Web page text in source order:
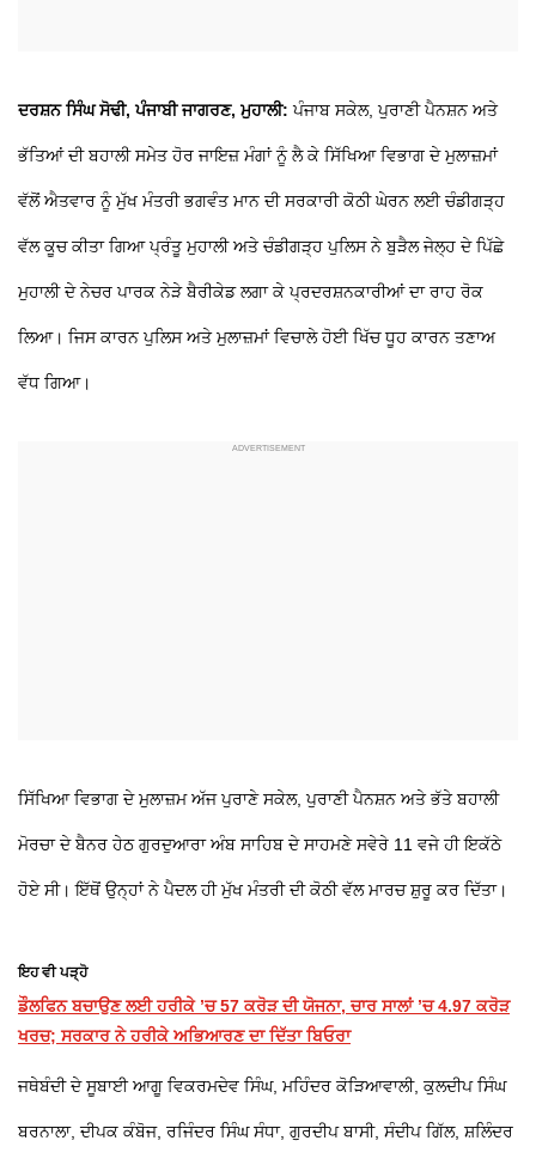
ਦਰਸ਼ਨ ਸਿੰਘ ਸੋਢੀ, ਪੰਜਾਬੀ ਜਾਗਰਣ, ਮੁਹਾਲੀ:ਪੰਜਾਬ ਸਕੇਲ, ਪੁਰਾਣੀ ਪੈਨਸ਼ਨ ਅਤੇ
ਭੱਤਿਆਂ ਦੀ ਬਹਾਲੀ ਸਮੇਤ ਹੋਰ ਜਾਇਜ਼ ਮੰਗਾਂ ਨੂੰ ਲੈ ਕੇ ਸਿੱਖਿਆ ਵਿਭਾਗ ਦੇ ਮੁਲਾਜ਼ਮਾਂ
ਵੱਲੋਂ ਐਤਵਾਰ ਨੂੰ ਮੁੱਖ ਮੰਤਰੀ ਭਗਵੰਤ ਮਾਨ ਦੀ ਸਰਕਾਰੀ ਕੋਠੀ ਘੇਰਨ ਲਈ ਚੰਡੀਗੜ੍ਹ
ਵੱਲ ਕੂਚ ਕੀਤਾ ਗਿਆ ਪ੍ਰੰਤੂ ਮੁਹਾਲੀ ਅਤੇ ਚੰਡੀਗੜ੍ਹ ਪੁਲਿਸ ਨੇ ਬੁੜੈਲ ਜੇਲ੍ਹ ਦੇ ਪਿੱਛੇ
ਮੁਹਾਲੀ ਦੇ ਨੇਚਰ ਪਾਰਕ ਨੇੜੇ ਬੈਰੀਕੇਡ ਲਗਾ ਕੇ ਪ੍ਰਦਰਸ਼ਨਕਾਰੀਆਂ ਦਾ ਰਾਹ ਰੋਕ
ਲਿਆ। ਜਿਸ ਕਾਰਨ ਪੁਲਿਸ ਅਤੇ ਮੁਲਾਜ਼ਮਾਂ ਵਿਚਾਲੇ ਹੋਈ ਖਿੱਚ ਧੂਹ ਕਾਰਨ ਤਣਾਅ
ਵੱਧ ਗਿਆ।
ਸਿੱਖਿਆ ਵਿਭਾਗ ਦੇ ਮੁਲਾਜ਼ਮ ਅੱਜ ਪੁਰਾਣੇ ਸਕੇਲ, ਪੁਰਾਣੀ ਪੈਨਸ਼ਨ ਅਤੇ ਭੱਤੇ ਬਹਾਲੀ
ਮੋਰਚਾ ਦੇ ਬੈਨਰ ਹੇਠ ਗੁਰਦੁਆਰਾ ਅੰਬ ਸਾਹਿਬ ਦੇ ਸਾਹਮਣੇ ਸਵੇਰੇ 11 ਵਜੇ ਹੀ ਇਕੱਠੇ
ਹੋਏ ਸੀ। ਇੱਥੋਂ ਉਨ੍ਹਾਂ ਨੇ ਪੈਦਲ ਹੀ ਮੁੱਖ ਮੰਤਰੀ ਦੀ ਕੋਠੀ ਵੱਲ ਮਾਰਚ ਸ਼ੁਰੂ ਕਰ ਦਿੱਤਾ।
ਇਹ ਵੀ ਪੜ੍ਹੋ
ਡੌਲਫਿਨ ਬਚਾਉਣ ਲਈ ਹਰੀਕੇ ’ਚ 57 ਕਰੋੜ ਦੀ ਯੋਜਨਾ, ਚਾਰ ਸਾਲਾਂ ’ਚ 4.97 ਕਰੋੜ
ਖਰਚ; ਸਰਕਾਰ ਨੇ ਹਰੀਕੇ ਅਭਿਆਰਣ ਦਾ ਦਿੱਤਾ ਬਿਓਰਾ
ਜਥੇਬੰਦੀ ਦੇ ਸੂਬਾਈ ਆਗੂ ਵਿਕਰਮਦੇਵ ਸਿੰਘ, ਮਹਿੰਦਰ ਕੋੜਿਆਵਾਲੀ, ਕੁਲਦੀਪ ਸਿੰਘ
ਬਰਨਾਲਾ, ਦੀਪਕ ਕੰਬੋਜ, ਰਜਿੰਦਰ ਸਿੰਘ ਸੰਧਾ, ਗੁਰਦੀਪ ਬਾਸੀ, ਸੰਦੀਪ ਗਿੱਲ, ਸ਼ਲਿੰਦਰ